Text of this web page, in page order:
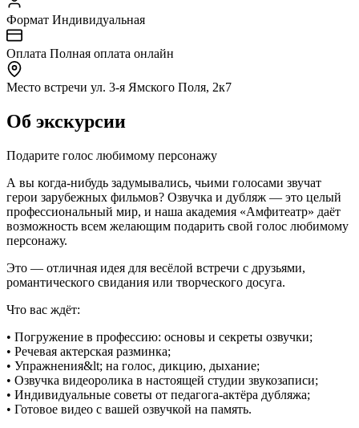
Формат Индивидуальная
Оплата Полная оплата онлайн
Место встречи ул. 3-я Ямского Поля, 2к7
Об экскурсии
Подарите голос любимому персонажу
А вы когда-нибудь задумывались, чьими голосами звучат
герои зарубежных фильмов? Озвучка и дубляж — это целый
профессиональный мир, и наша академия «Амфитеатр» даёт
возможность всем желающим подарить свой голос любимому
персонажу.
Это — отличная идея для весёлой встречи с друзьями,
романтического свидания или творческого досуга.
Что вас ждёт:
• Погружение в профессию: основы и секреты озвучки;
• Речевая актерская разминка;
• Упражнения&lt; на голос, дикцию, дыхание;
• Озвучка видеоролика в настоящей студии звукозаписи;
• Индивидуальные советы от педагога-актёра дубляжа;
• Готовое видео с вашей озвучкой на память.